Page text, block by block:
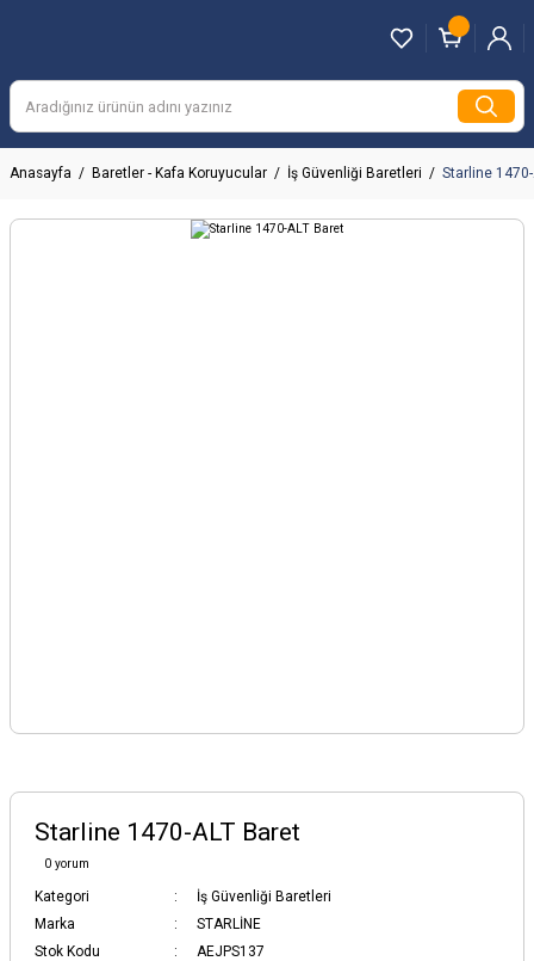
Anasayfa Baretler - Kafa Koruyucular İş Güvenliği Baretleri Starline
Starline 1470-ALT Baret
0 yorum
Kategori
İş Güvenliği Baretleri
Marka
STARLİNE
Stok Kodu
AEJPS137